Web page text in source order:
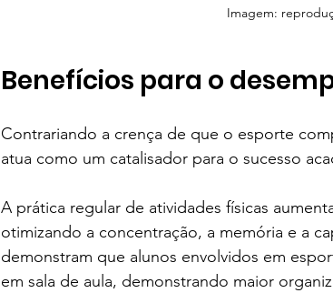
Imagem:
Benefícios para o
Contrariando a crença de que o esporte
atua como um catalisador para o sucesso
A prática regular de atividades físicas
otimizando a concentração, a memória e a
demonstram que alunos envolvidos em
em sala de aula, demonstrando maior